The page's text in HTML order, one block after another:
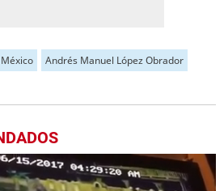
Andrés Manuel López Obrador